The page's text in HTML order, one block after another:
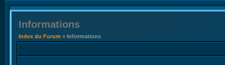
Informations
Index du Forum» Informations